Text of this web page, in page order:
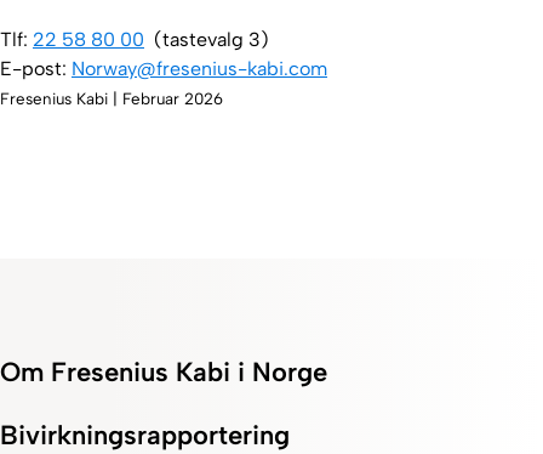
Tlf: 22 58 80 00 (tastevalg 3)
E-post: Norway@fresenius-kabi.com
Fresenius Kabi | Februar 2026
Om Fresenius Kabi i Norge
Bivirkningsrapportering